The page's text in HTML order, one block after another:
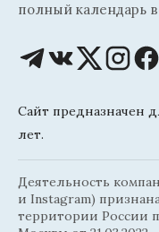
полный календарь
Сайт предназначен
лет.
Деятельность
и Instagram)
территории России